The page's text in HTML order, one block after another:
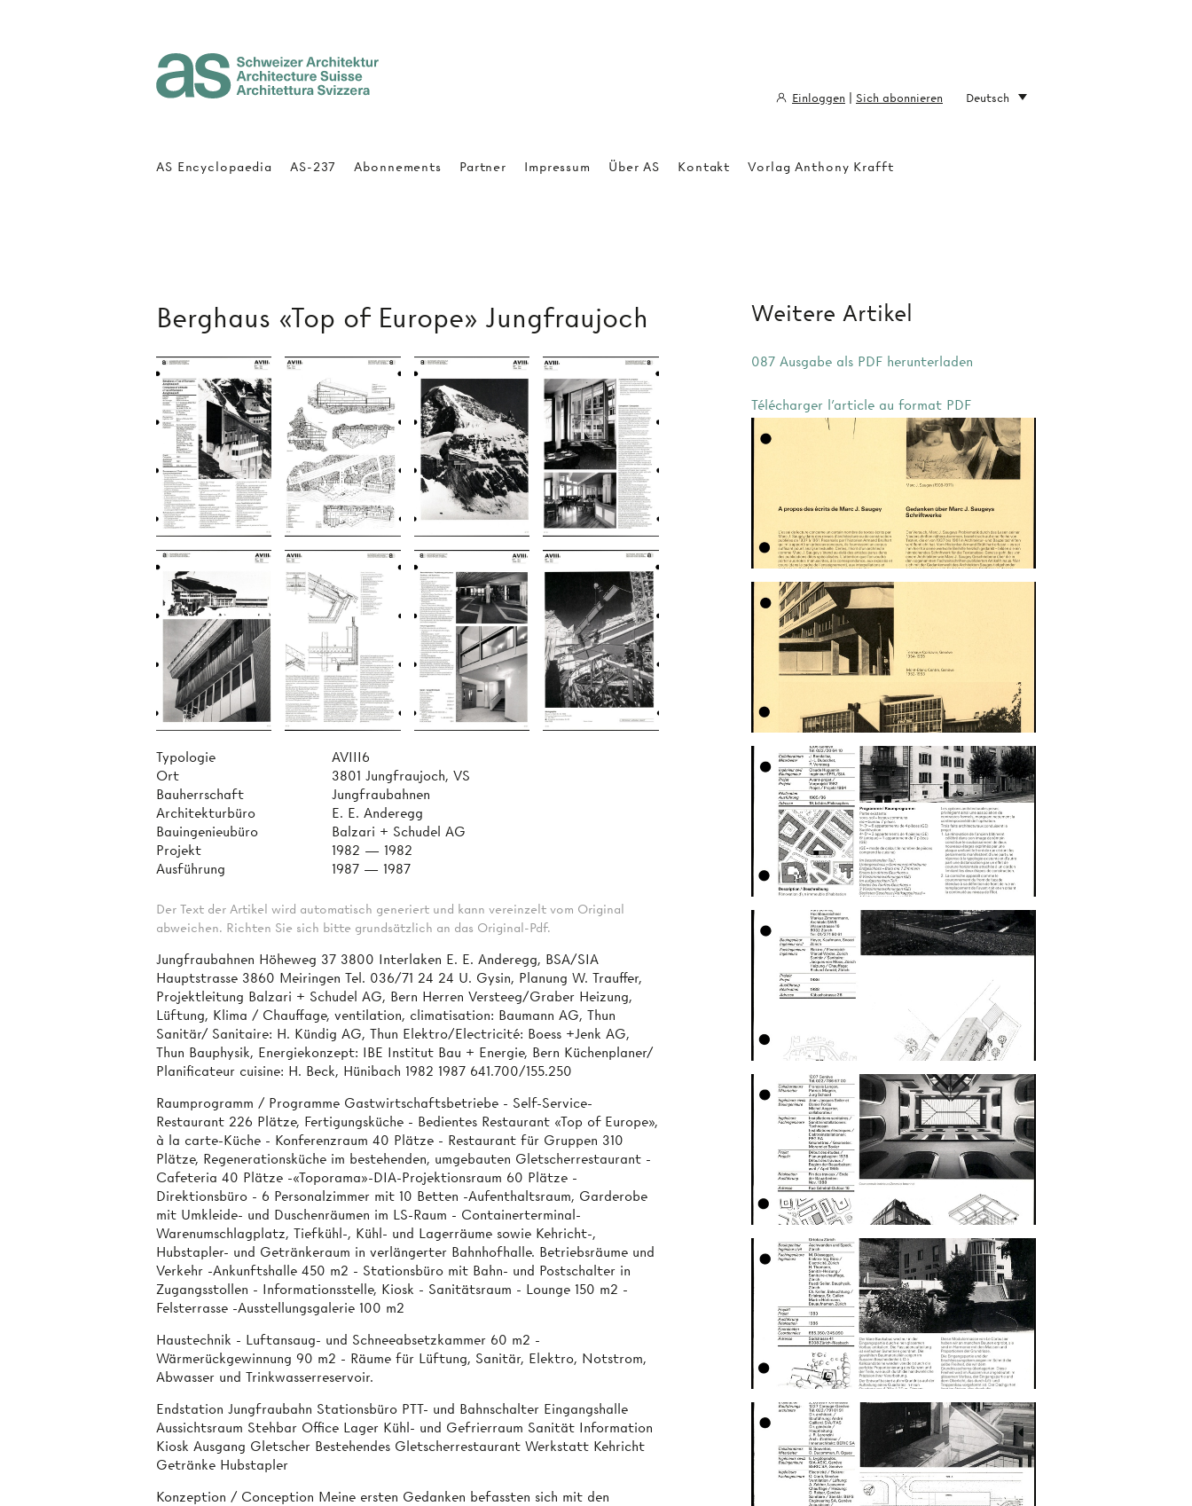
Berghaus «Top of Europe» Jungfraujoch
Typologie
AVIII6
Ort
3801 Jungfraujoch, VS
Bauherrschaft
Jungfraubahnen
Architekturbüro
E. E. Anderegg
Bauingenieubüro
Balzari + Schudel AG
Projekt
1982 — 1982
Ausführung
1987 — 1987
Der Text der Artikel wird automatisch generiert und kann vereinzelt vom Original
abweichen. Richten Sie sich bitte grundsätzlich an das Original-Pdf.
Jungfraubahnen Höheweg 37 3800 Interlaken E. E. Anderegg, BSA/SIA
Hauptstrasse 3860 Meiringen Tel. 036/71 24 24 U. Gysin, Planung W. Trauffer,
Projektleitung Balzari + Schudel AG, Bern Herren Versteeg/Graber Heizung,
Lüftung, Klima / Chauffage, ventilation, climatisation: Baumann AG, Thun
Sanitär/ Sanitaire: H. Kündig AG, Thun Elektro/Electricité: Boess +Jenk AG,
Thun Bauphysik, Energiekonzept: IBE Institut Bau + Energie, Bern Küchenplaner/
Planificateur cuisine: H. Beck, Hünibach 1982 1987 641.700/155.250
Raumprogramm / Programme Gastwirtschaftsbetriebe - Self-Service-
Restaurant 226 Plätze, Fertigungsküche - Bedientes Restaurant «Top of Europe»,
à la carte-Küche - Konferenzraum 40 Plätze - Restaurant für Gruppen 310
Plätze, Regenerationsküche im bestehenden, umgebauten Gletscherrestaurant -
Cafeteria 40 Plätze -«Toporama»-DIA-Projektionsraum 60 Plätze -
Direktionsbüro - 6 Personalzimmer mit 10 Betten -Aufenthaltsraum, Garderobe
mit Umkleide- und Duschenräumen im LS-Raum - Containerterminal-
Warenumschlagplatz, Tiefkühl-, Kühl- und Lagerräume sowie Kehricht-,
Hubstapler- und Getränkeraum in verlängerter Bahnhofhalle. Betriebsräume und
Verkehr -Ankunftshalle 450 m2 - Stationsbüro mit Bahn- und Postschalter in
Zugangsstollen - Informationsstelle, Kiosk - Sanitätsraum - Lounge 150 m2 -
Felsterrasse -Ausstellungsgalerie 100 m2
Haustechnik - Luftansaug- und Schneeabsetzkammer 60 m2 -
Wärmerückgewinnung 90 m2 - Räume für Lüftung, Sanitär, Elektro, Notstrom,
Abwasser und Trinkwasserreservoir.
Endstation Jungfraubahn Stationsbüro PTT- und Bahnschalter Eingangshalle
Aussichtsraum Stehbar Office Lager Kühl- und Gefrierraum Sanität Information
Kiosk Ausgang Gletscher Bestehendes Gletscherrestaurant Werkstatt Kehricht
Getränke Hubstapler
Konzeption / Conception Meine ersten Gedanken befassten sich mit den
Weitere Artikel
087 Ausgabe als PDF herunterladen
Télécharger l'article au format PDF
AS Encyclopaedia AS-237 Abonnements Partner Impressum Über AS Kontakt Vorlag Anthony Krafft
Einloggen Sich abonnieren Deutsch